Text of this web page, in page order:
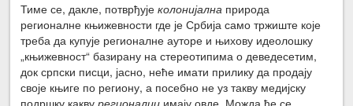
Тиме се, дакле, потврђујеколонијална природа
регионалне књижевности где је Србија само тржиште које
треба да купује регионалне ауторе и њихову идеолошку
„књижевност“ базирану на стереотипима о деведесетим,
док српски писци, јасно, неће имати прилику да продају
своје књиге по региону, а посебно не уз такву медијску